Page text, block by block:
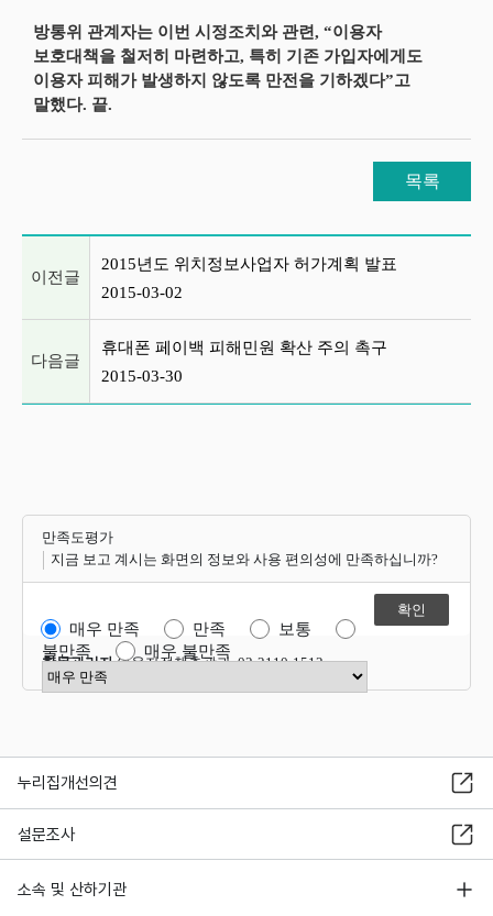
방통위 관계자는 이번 시정조치와 관련, “이용자
보호대책을 철저히 마련하고, 특히 기존 가입자에게도
이용자 피해가 발생하지 않도록 만전을 기하겠다”고
말했다. 끝.
목록
이전글
2015년도 위치정보사업자 허가계획 발표
2015-03-02
다음글
휴대폰 페이백 피해민원 확산 주의 촉구
2015-03-30
만족도평가
지금 보고 계시는 화면의 정보와 사용 편의성에 만족하십니까?
매우 만족 만족
보통
불만족
매우 불만족
만족도 점수 선택
항목관리자이용자정책총괄과 02-2110-1512
누리집개선의견
설문조사
소속 및 산하기관